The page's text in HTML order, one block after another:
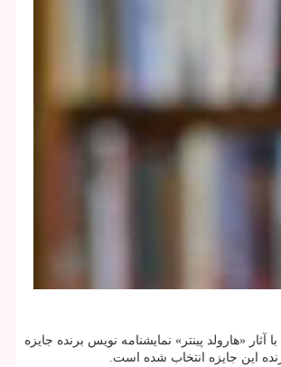
«هارولد پینتر» نمایشنامه نویس برنده جایزه
این جایزه انتخاب شده است.